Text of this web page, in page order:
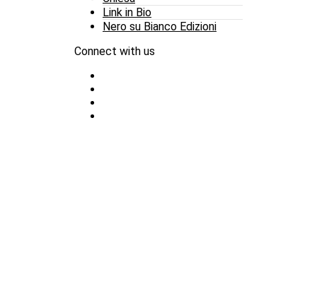
Link in Bio
Nero su Bianco Edizioni
Connect with us